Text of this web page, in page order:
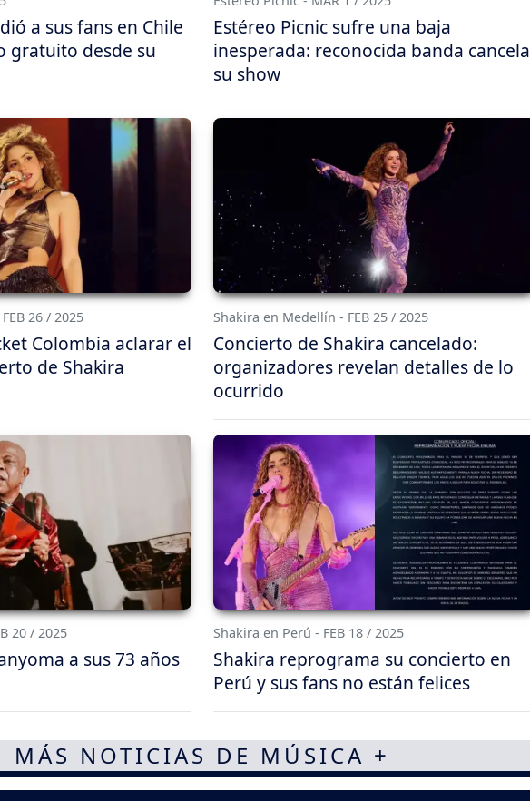
a sus fans en Chile
gratuito desde su
Estéreo Picnic sufre una baja
inesperada: reconocida banda cancela
su show
26 / 2025
Colombia aclarar el
de Shakira
Shakira en Medellín - FEB 25 / 2025
Concierto de Shakira cancelado:
organizadores revelan detalles de lo
ocurrido
20 / 2025
a sus 73 años
Shakira en Perú - FEB 18 / 2025
Shakira reprograma su concierto en
Perú y sus fans no están felices
MÁS NOTICIAS DE MÚSICA +